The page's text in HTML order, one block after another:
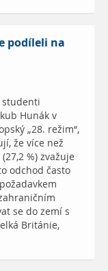
podíleli na
studenti
Hunák v
„28. režim“,
že více než
%) zvažuje
odchod často
se do zemí s
Británie,